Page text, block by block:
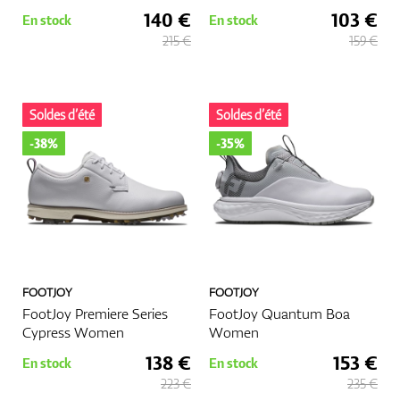
En stock 140 €
215 €
En stock 103 €
159 €
FOOTJOY
FootJoy Premiere Series
Cypress Women
Soldes d’été
-38%
En stock 138 €
223 €
FOOTJOY
FootJoy Quantum Boa
Women
Soldes d’été
-35%
En stock 153 €
235 €